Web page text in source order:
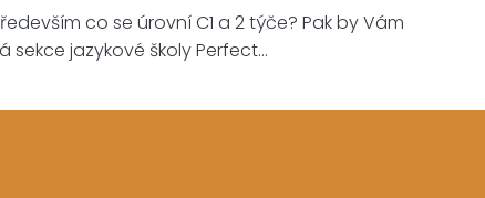
co se úrovní C1 a 2 týče? Pak by Vám
jazykové školy Perfect…